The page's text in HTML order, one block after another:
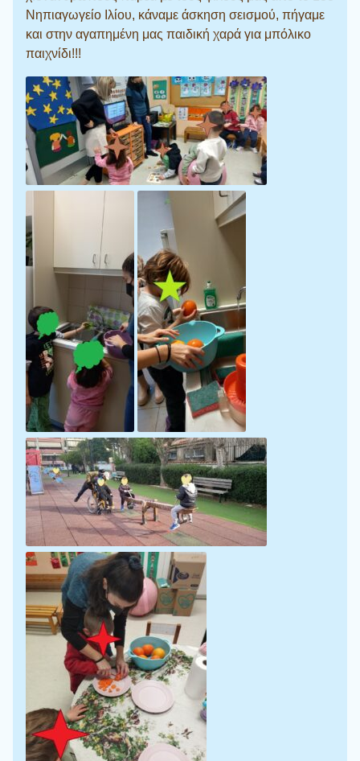
Νηπιαγωγείο Ιλίου, κάναμε άσκηση σεισμού, πήγαμε
και στην αγαπημένη μας παιδική χαρά για μπόλικο
παιχνίδι!!!